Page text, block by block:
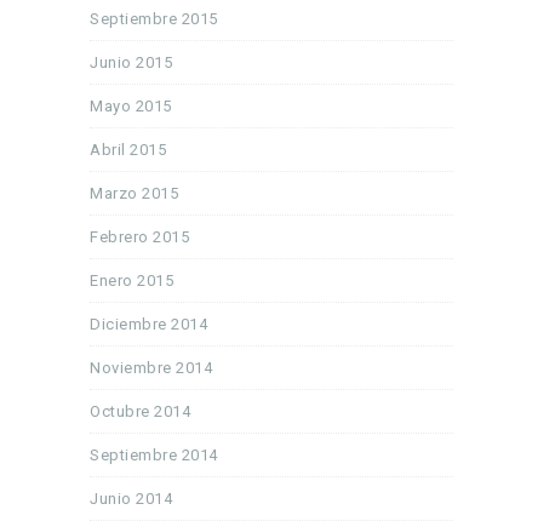
Septiembre 2015
Junio 2015
Mayo 2015
Abril 2015
Marzo 2015
Febrero 2015
Enero 2015
Diciembre 2014
Noviembre 2014
Octubre 2014
Septiembre 2014
Junio 2014